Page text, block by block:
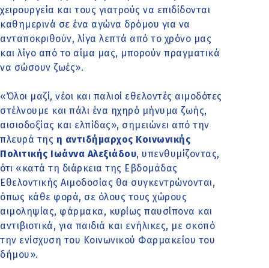
χειρουργεία και τους γιατρούς να επιδίδονται
καθημερινά σε ένα αγώνα δρόμου για να
ανταποκριθούν, λίγα λεπτά από το χρόνο μας
και λίγο από το αίμα μας, μπορούν πραγματικά
να σώσουν ζωές».
«Όλοι μαζί, νέοι και παλιοί εθελοντές αιμοδότες
στέλνουμε και πάλι ένα ηχηρό μήνυμα ζωής,
αισιοδοξίας και ελπίδας», σημειώνει από την
πλευρά της η αντιδήμαρχος Κοινωνικής
Πολιτικής Ιωάννα Αλεξιάδου, υπενθυμίζοντας,
ότι «κατά τη διάρκεια της Εβδομάδας
Εθελοντικής Αιμοδοσίας θα συγκεντρώνονται,
όπως κάθε φορά, σε όλους τους χώρους
αιμοληψίας, φάρμακα, κυρίως παυσίπονα και
αντιβιοτικά, για παιδιά και ενήλικες, με σκοπό
την ενίσχυση του Κοινωνικού Φαρμακείου του
δήμου».